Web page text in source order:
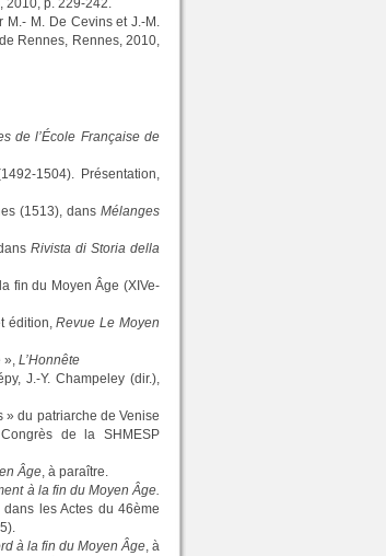
M. De Cevins et J.-M.
Rennes, Rennes, 2010,
de l’École Française de
1504). Présentation,
(1513), dans Mélanges
Rivista di Storia della
fin du Moyen Âge (XIVe-
édition,Revue Le Moyen
»,L’Honnête
J.-Y. Champeley (dir.),
» du patriarche de Venise
de la SHMESP
Âge, à paraître.
à la fin du Moyen Âge.
les Actes du 46ème
à la fin du Moyen Âge, à